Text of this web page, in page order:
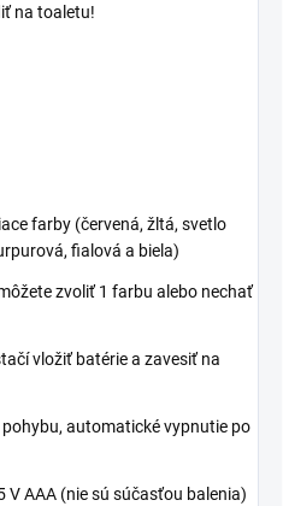
na toaletu!
farby (červená, žltá, svetlo
fialová a biela)
zvoliť 1 farbu alebo nechať
vložiť batérie a zavesiť na
automatické vypnutie po
V AAA (nie sú súčasťou balenia)